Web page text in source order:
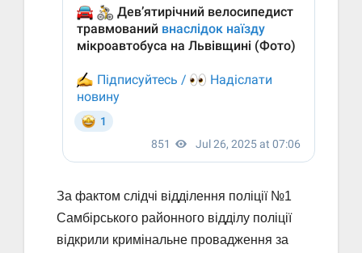
За фактом слідчі відділення поліції №1
Самбірського районного відділу поліції
відкрили кримінальне провадження за